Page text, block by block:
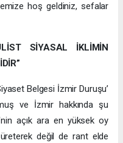
hoş geldiniz, sefalar
SİYASAL İKLİMİN
Belgesi İzmir Duruşu’
ve İzmir hakkında şu
açık ara en yüksek oy
üreterek değil de rant elde